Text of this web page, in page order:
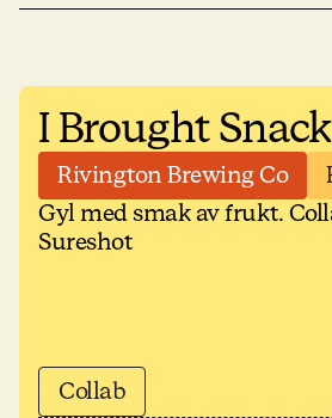
I Brought
Rivington Brewing Co
Gyl med smak av frukt.
Sureshot
Collab